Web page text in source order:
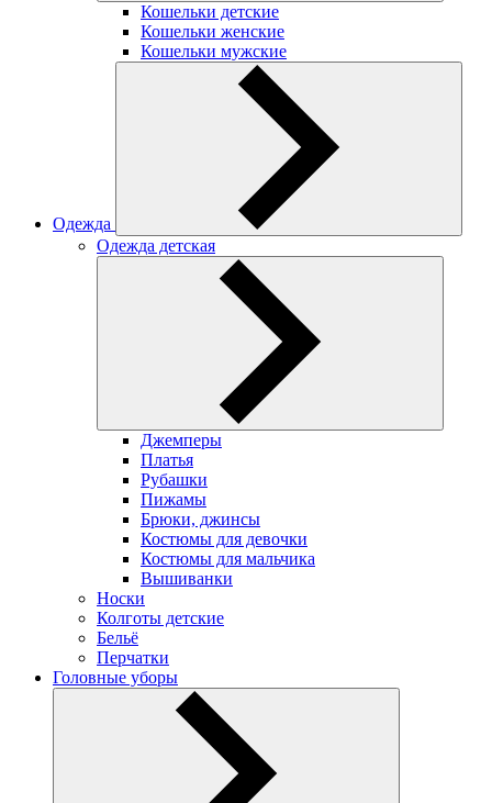
Кошельки детские
Кошельки женские
Кошельки мужские
Одежда
Одежда детская
Джемперы
Платья
Рубашки
Пижамы
Брюки, джинсы
Костюмы для девочки
Костюмы для мальчика
Вышиванки
Носки
Колготы детские
Бельё
Перчатки
Головные уборы